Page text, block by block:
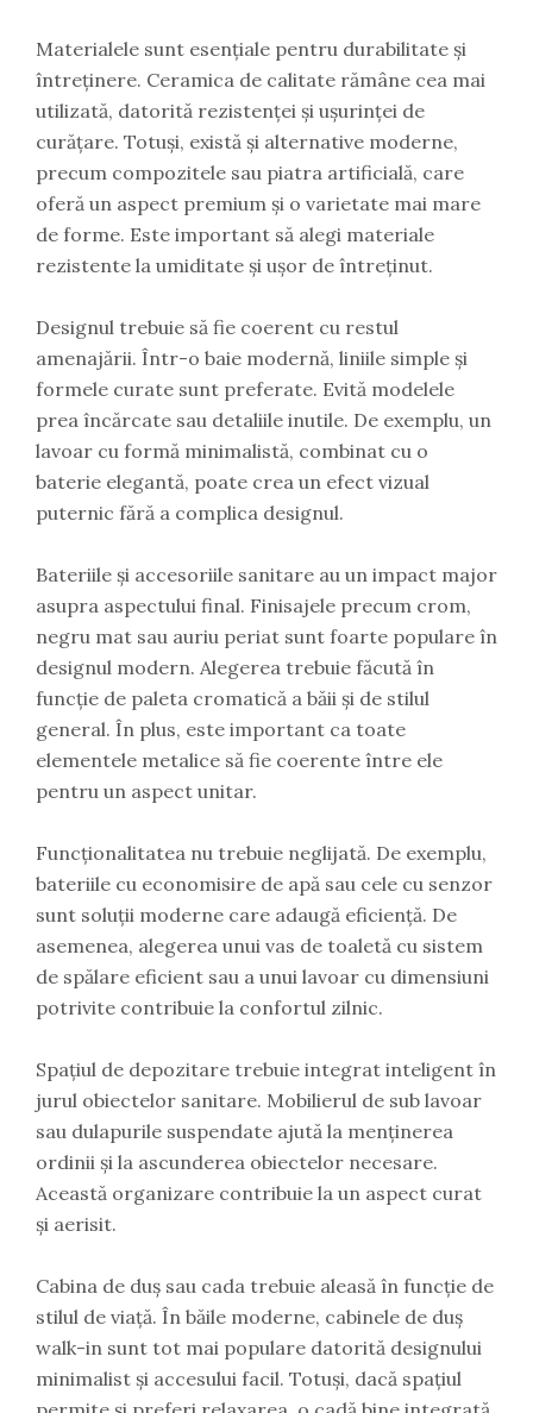
Materialele sunt esențiale pentru durabilitate și
întreținere. Ceramica de calitate rămâne cea mai
utilizată, datorită rezistenței și ușurinței de
curățare. Totuși, există și alternative moderne,
precum compozitele sau piatra artificială, care
oferă un aspect premium și o varietate mai mare
de forme. Este important să alegi materiale
rezistente la umiditate și ușor de întreținut.
Designul trebuie să fie coerent cu restul
amenajării. Într-o baie modernă, liniile simple și
formele curate sunt preferate. Evită modelele
prea încărcate sau detaliile inutile. De exemplu, un
lavoar cu formă minimalistă, combinat cu o
baterie elegantă, poate crea un efect vizual
puternic fără a complica designul.
Bateriile și accesoriile sanitare au un impact major
asupra aspectului final. Finisajele precum crom,
negru mat sau auriu periat sunt foarte populare în
designul modern. Alegerea trebuie făcută în
funcție de paleta cromatică a băii și de stilul
general. În plus, este important ca toate
elementele metalice să fie coerente între ele
pentru un aspect unitar.
Funcționalitatea nu trebuie neglijată. De exemplu,
bateriile cu economisire de apă sau cele cu senzor
sunt soluții moderne care adaugă eficiență. De
asemenea, alegerea unui vas de toaletă cu sistem
de spălare eficient sau a unui lavoar cu dimensiuni
potrivite contribuie la confortul zilnic.
Spațiul de depozitare trebuie integrat inteligent în
jurul obiectelor sanitare. Mobilierul de sub lavoar
sau dulapurile suspendate ajută la menținerea
ordinii și la ascunderea obiectelor necesare.
Această organizare contribuie la un aspect curat
și aerisit.
Cabina de duș sau cada trebuie aleasă în funcție de
stilul de viață. În băile moderne, cabinele de duș
walk-in sunt tot mai populare datorită designului
minimalist și accesului facil. Totuși, dacă spațiul